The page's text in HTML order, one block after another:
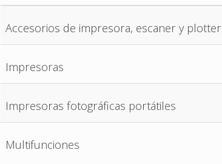
Accesorios de impresora, escaner y plotter
Impresoras
Impresoras fotográficas portátiles
Multifunciones